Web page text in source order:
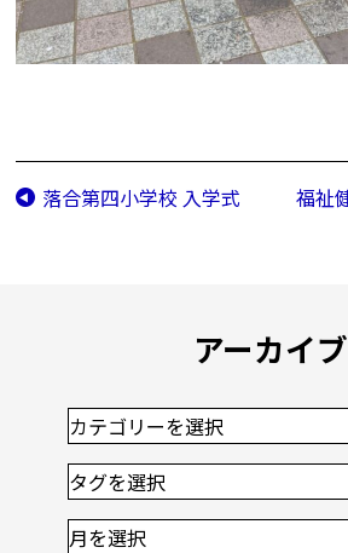
落合第四小学校 入学式
アーカイブ